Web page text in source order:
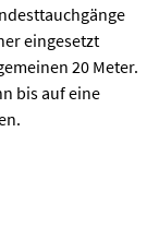
eingesetzt
20 Meter.
bis auf eine